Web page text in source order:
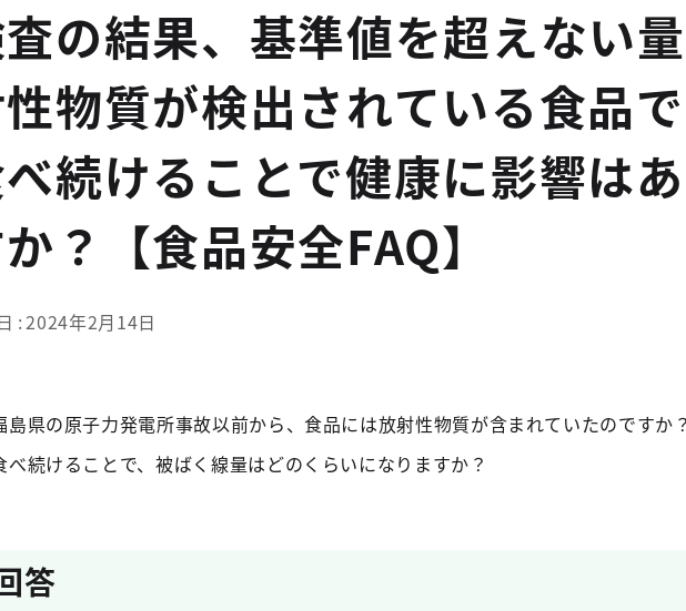
の結果、基準値を超えない
物質が検出されている食品
続けることで健康に影響は
？【食品安全FAQ】
2024年2月14日
島県の原子力発電所事故以前から、食品には放射性物質が含まれていたのですか
べ続けることで、被ばく線量はどのくらいになりますか？
答